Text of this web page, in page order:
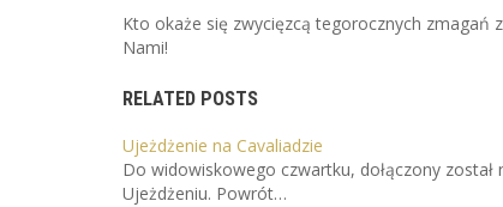
Kto okaże się zwycięzcą tegorocznych zmagań
Nami!
RELATED POSTS
Ujeżdżenie na Cavaliadzie
Do widowiskowego czwartku, dołączony
Ujeżdżeniu. Powrót…